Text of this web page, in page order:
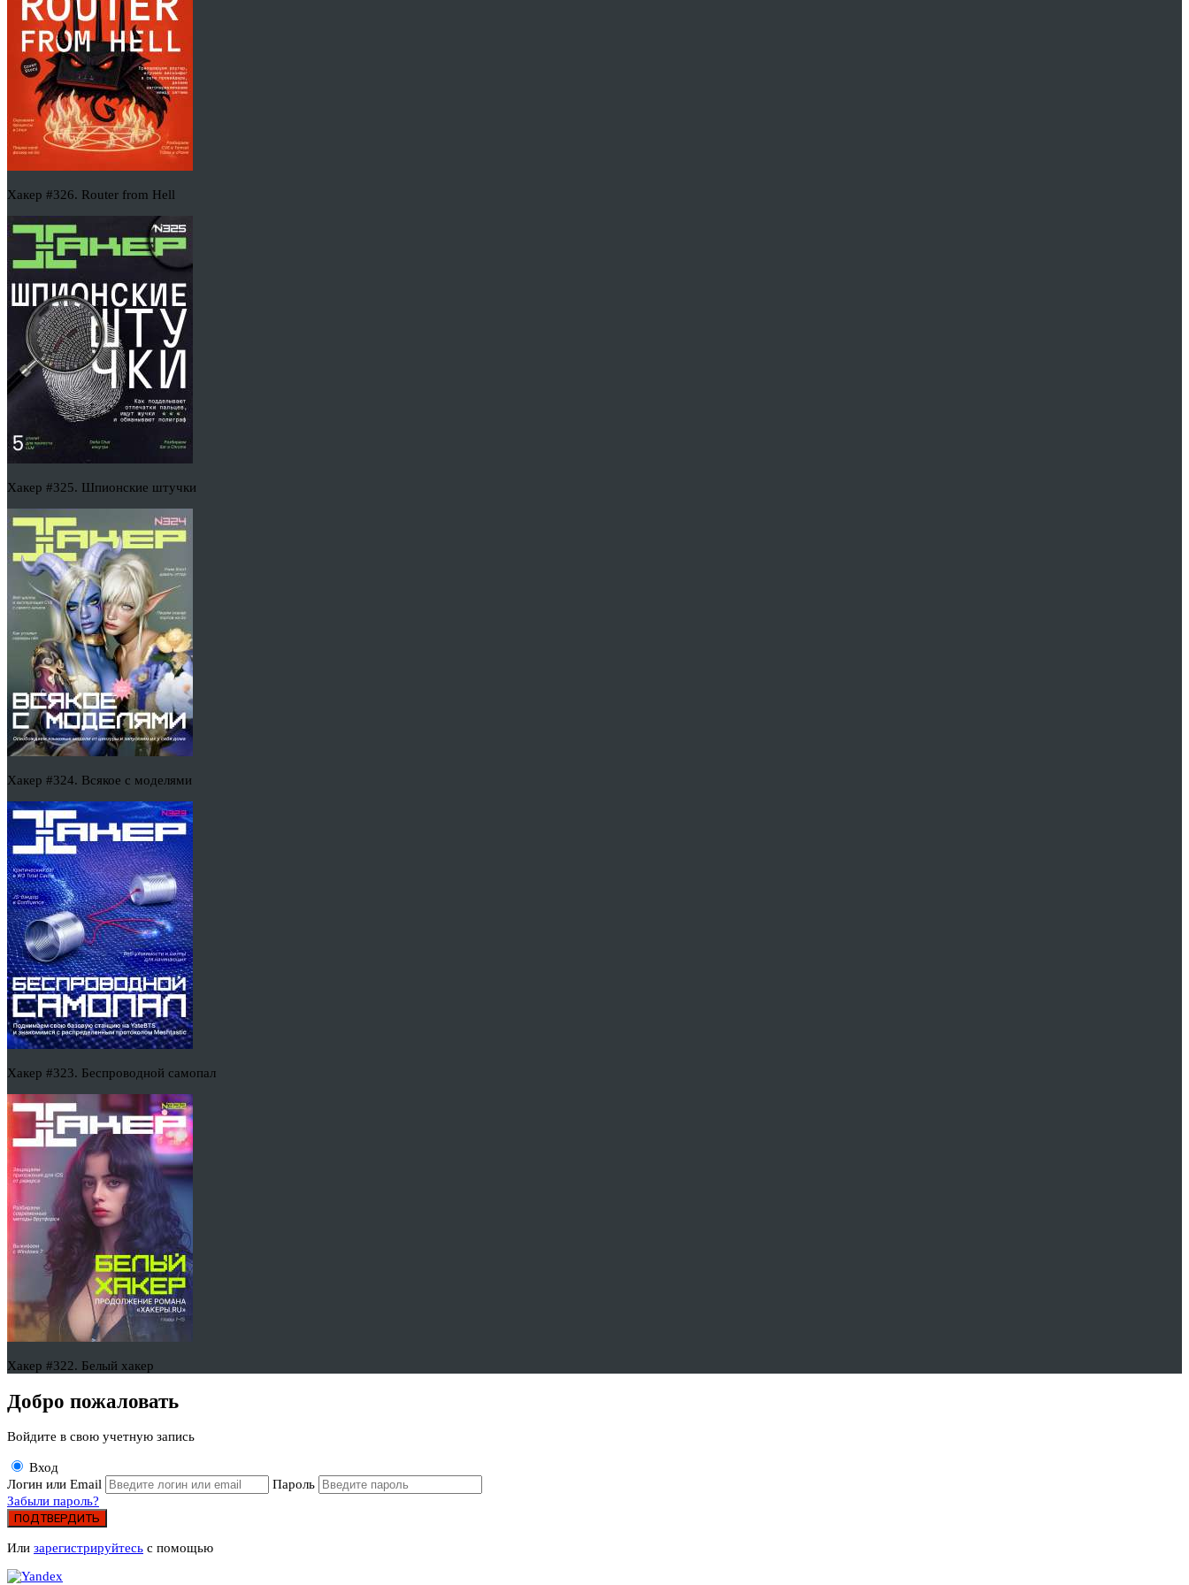
Хакер #326. Router from Hell
Хакер #325. Шпионские штучки
Хакер #324. Всякое с моделями
Хакер #323. Беспроводной самопал
Хакер #322. Белый хакер
Добро пожаловать
Войдите в свою учетную запись
Вход
Логин или Email
Пароль
Забыли пароль?
ПОДТВЕРДИТЬ
Или зарегистрируйтесь с помощью